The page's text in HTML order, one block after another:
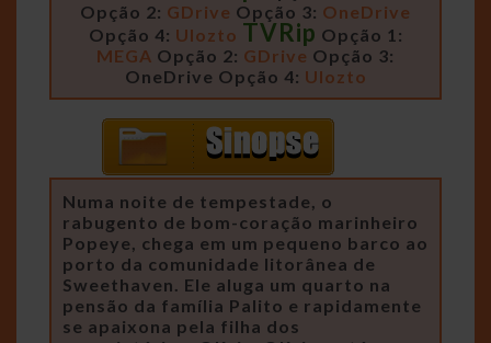
Opção 2: GDrive Opção 3: OneDrive
Opção 4: Ulozto TVRip Opção 1:
MEGA Opção 2: GDrive Opção 3:
OneDrive Opção 4: Ulozto
Numa noite de tempestade, o
rabugento de bom-coração marinheiro
Popeye, chega em um pequeno barco ao
porto da comunidade litorânea de
Sweethaven. Ele aluga um quarto na
pensão da família Palito e rapidamente
se apaixona pela filha dos